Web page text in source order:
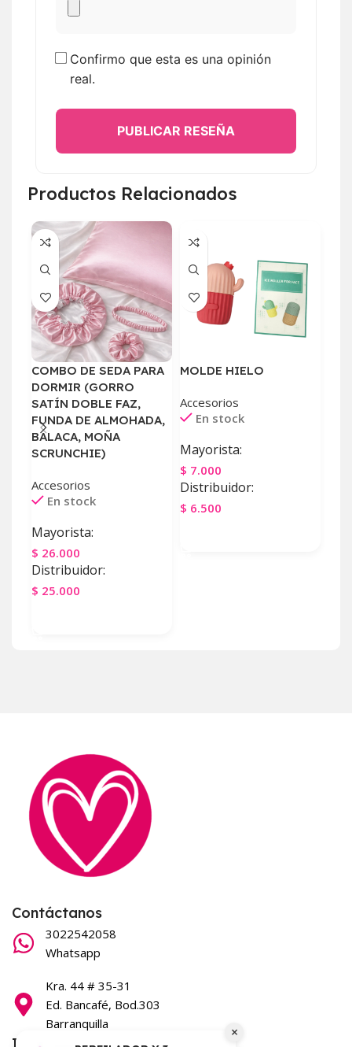
Confirmo que esta es una opinión
real.
PUBLICAR RESEÑA
Productos Relacionados
COMBO DE SEDA PARA
DORMIR (GORRO
SATÍN DOBLE FAZ,
FUNDA DE ALMOHADA,
BALACA, MOÑA
SCRUNCHIE)
Accesorios
En stock
Mayorista:
$ 26.000
Distribuidor:
$ 25.000
MOLDE HIELO
Accesorios
En stock
Mayorista:
$ 7.000
Distribuidor:
$ 6.500
Contáctanos
3022542058
Whatsapp
Kra. 44 # 35-31
Ed. Bancafé, Bod.303
Barranquilla
×